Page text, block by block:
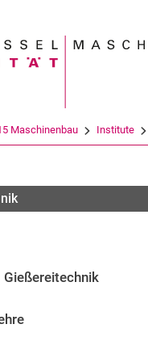
Suchbegriff
Maschinenbau Institute